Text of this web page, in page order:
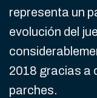
representa un
evolución del
2018 gracias a
parches.